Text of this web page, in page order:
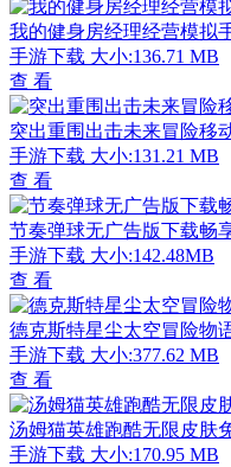
我的健身房经理经营模拟
手游下载 大小:136.71 MB
查 看
突出重围出击未来冒险移
手游下载 大小:131.21 MB
查 看
节奏弹球无广告版下载畅
手游下载 大小:142.48MB
查 看
德克斯特星尘太空冒险物
手游下载 大小:377.62 MB
查 看
汤姆猫英雄跑酷无限皮肤
手游下载 大小:170.95 MB